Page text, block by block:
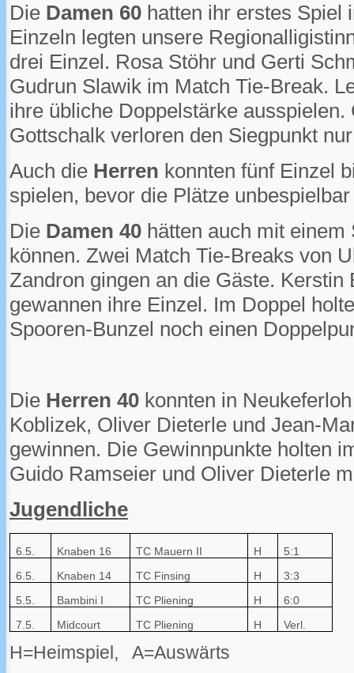
Die Damen 60 hatten ihr erstes Spiel
Einzeln legten unsere
drei Einzel. Rosa Stöhr und Gerti
Gudrun Slawik im Match Tie-Break.
ihre übliche Doppelstärke
Gottschalk verloren den Siegpunkt
Auch die Herren konnten fünf Einzel
spielen, bevor die Plätze
Die Damen 40 hätten auch mit
können. Zwei Match Tie-Breaks von
Zandron gingen an die Gäste.
gewannen ihre Einzel. Im Doppel
Spooren-Bunzel noch einen
Die Herren 40 konnten in
Koblizek, Oliver Dieterle und Jean-
gewinnen. Die Gewinnpunkte holten
Guido Ramseier und Oliver Dieterle
Jugendliche
6.5. Knaben 16 TC Mauern II H
5:1
6.5.
Knaben 14 TC Finsing H
3:3
5.5.
Bambini I TC Pliening H
6:0
7.5.
Midcourt TC Pliening H Verl.
H=Heimspiel, A=Auswärts